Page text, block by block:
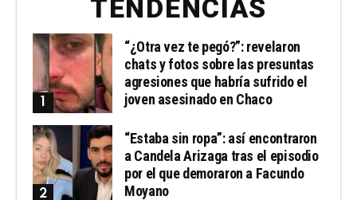
TENDENCIAS
“¿Otra vez te pegó?”: revelaron
chats y fotos sobre las presuntas
agresiones que habría sufrido el
joven asesinado en Chaco
“Estaba sin ropa”: así encontraron
a Candela Arizaga tras el episodio
por el que demoraron a Facundo
Moyano